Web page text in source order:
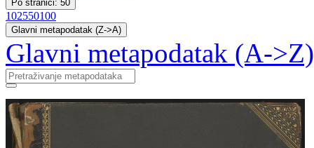
Po stranici: 50
102550100
Glavni metapodatak (Z->A)
Glavni metapodatak (A->Z)